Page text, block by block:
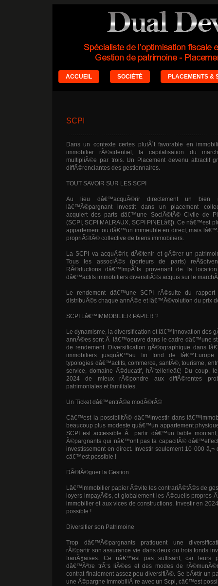
ACCUEIL SOCIÉTÉ PLACEMENTS &
SCPI
Dans un contexte certes plutÃ´t favorable en
immobilier rÃ©sidentiel, la capitalisation du
multipliÃ©e par trois. Un Placement devenu attractif
diffÃ©renciantes des gestionnaires.
TOUT SAVOIR SUR LES SCPI
Au lieu dâ€™acquÃ©rir directement un bien
lâ€™Ã©pargnant investit dans un placement
acquiert des parts dâ€™une SociÃ©tÃ© Civile de
(SCPI, SCPI MALRAUX, SCPI PINELâ€¦). Ce nâ€™est
appartement ou dâ€™un immeuble en direct, mais
propriÃ©tÃ© collective de biens immobiliers.
La SCPI va acquÃ©rir, dÃ©tenir et gÃ©rer un
Tous les associÃ©s (porteurs de parts)
RÃ©ductions dâ€™ImpÃ´ts provenant de la
dâ€™actifs immobiliers diversifiÃ©s acquis sur le
Le rendement dâ€™une SCPI rÃ©sulte du rapport
distribuÃ©s chaque annÃ©e et lâ€™Ã©volution du prix
SCPI Lâ€™IMMOBILIER PAPIER ?
Le dynamisme, la diversification et lâ€™innovation des
annÃ©es sont Ã lâ€™oeuvre dans le cadre dâ€™une
de rendement. Diversification gÃ©ographique dans
immobiliers jusquâ€™au fin fond de
typologies dâ€™actifs, commerce, santÃ©, tourisme,
service, domaine Ã©ducatif, hÃ´tellerieâ€¦ Du coup,
2024 de mieux rÃ©pondre aux diffÃ©rentes
patrimoniales et familiales.
Un Ticket dâ€™entrÃ©e modÃ©rÃ©
Câ€™est la possibilitÃ© dâ€™investir dans
beaucoup plus modeste quâ€™un appartement
SCPI est accessible Ã partir dâ€™un faible
Ã©pargnants qui nâ€™ont pas la capacitÃ©
investissement en direct. Investir seulement 10 000 â‚¬
câ€™est possible !
DÃ©lÃ©guer la Gestion
Lâ€™immobilier papier Ã©vite les contrariÃ©tÃ©s de
loyers impayÃ©s, et globalement les Ã©cueils propres
immobilier et aux vices de constructions. Investir en
possible !
Diversifier son Patrimoine
Trop dâ€™Ã©pargnants pratiquent une
rÃ©partir son assurance vie dans deux ou trois fonds
franÃ§aises. Ce nâ€™est pas suffisant, car leurs
dâ€™Ãªtre trÃ¨s liÃ©es et des modes de
contrat finalement assez peu diversifiÃ©. Se bÃ¢tir un
une Ã©pargne immobiliÃ¨re avec un Scpi, câ€™est